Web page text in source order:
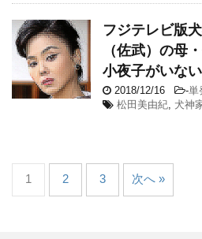
フジテレビ版
（佐武）の母
小夜子がいない
2018/12/16 -単
松田美由紀 犬神
1 2 3 次へ »